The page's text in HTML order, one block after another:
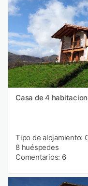
Casa de 4
Tipo de alojamiento:
8 huéspedes
Comentarios: 6